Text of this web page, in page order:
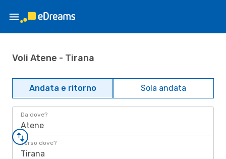
Voli Atene - Tirana
Andata e ritorno Sola andata
Da dove?
Atene
Verso dove?
Tirana